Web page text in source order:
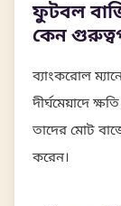
ফুটবল
কেন
ব্যাংকরোল
দীর্ঘমেয়াদে
তাদের মোট
করেন।